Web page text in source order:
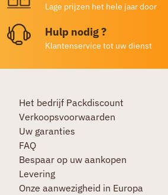
Lage prijzen het hele jaar door
Hulp nodig ?
Klantenservice tot uw dienst
Het bedrijf Packdiscount
Verkoopsvoorwaarden
Uw garanties
FAQ
Bespaar op uw aankopen
Levering
Onze aanwezigheid in Europa